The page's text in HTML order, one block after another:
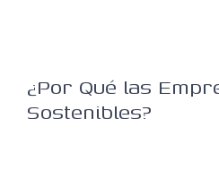
¿Por Qué las
Sostenibles?